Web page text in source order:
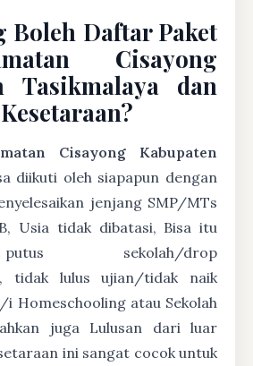
Boleh Daftar Paket
Cisayong
Tasikmalaya dan
Cisayong Kabupaten
diikuti oleh siapapun dengan
jenjang SMP/MTs
Usia tidak dibatasi, Bisa itu
sekolah/drop
tidak lulus ujian/tidak naik
i Homeschooling atau Sekolah
juga Lulusan dari luar
ini sangat cocok untuk